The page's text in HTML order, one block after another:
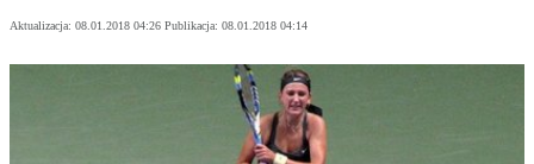
Aktualizacja: 08.01.2018 04:26 Publikacja: 08.01.2018 04:14